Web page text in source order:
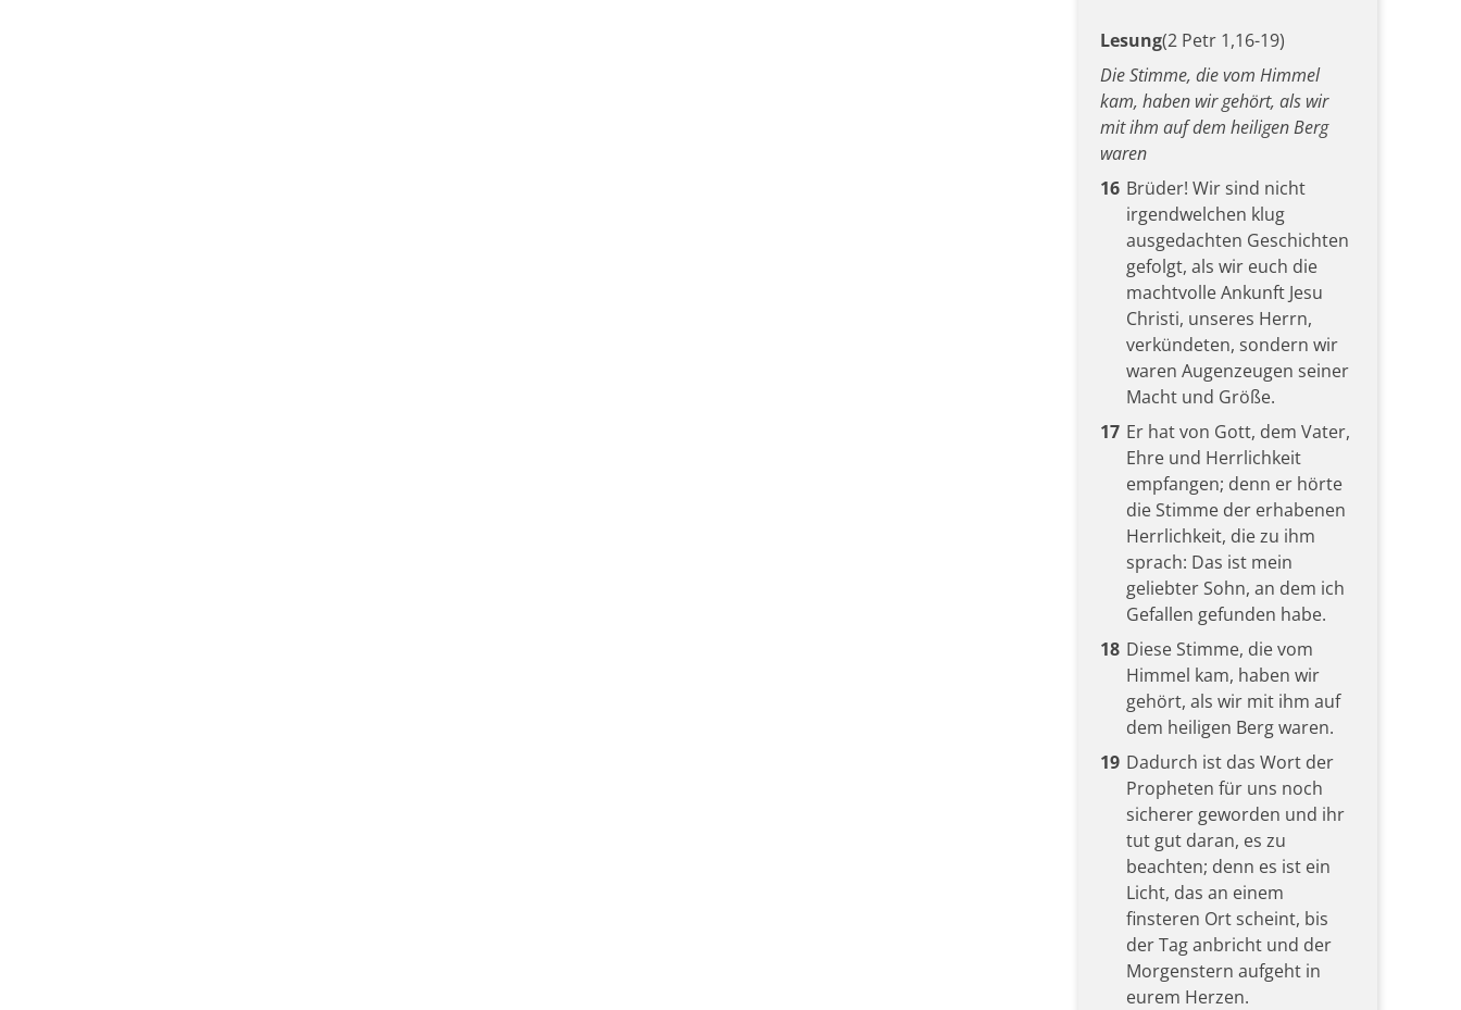
Lesung(2 Petr 1,16-19)
Die Stimme, die vom Himmel
kam, haben wir gehört, als wir
mit ihm auf dem heiligen Berg
waren
16 Brüder! Wir sind nicht
irgendwelchen klug
ausgedachten Geschichten
gefolgt, als wir euch die
machtvolle Ankunft Jesu
Christi, unseres Herrn,
verkündeten, sondern wir
waren Augenzeugen seiner
Macht und Größe.
17 Er hat von Gott, dem Vater,
Ehre und Herrlichkeit
empfangen; denn er hörte
die Stimme der erhabenen
Herrlichkeit, die zu ihm
sprach: Das ist mein
geliebter Sohn, an dem ich
Gefallen gefunden habe.
18 Diese Stimme, die vom
Himmel kam, haben wir
gehört, als wir mit ihm auf
dem heiligen Berg waren.
19 Dadurch ist das Wort der
Propheten für uns noch
sicherer geworden und ihr
tut gut daran, es zu
beachten; denn es ist ein
Licht, das an einem
finsteren Ort scheint, bis
der Tag anbricht und der
Morgenstern aufgeht in
eurem Herzen.